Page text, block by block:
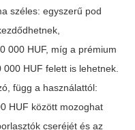
széles: egyszerű pod
000 HUF, míg a prémium
HUF felett is lehetnek.
függ a használattól:
HUF között mozoghat
cseréjét és az